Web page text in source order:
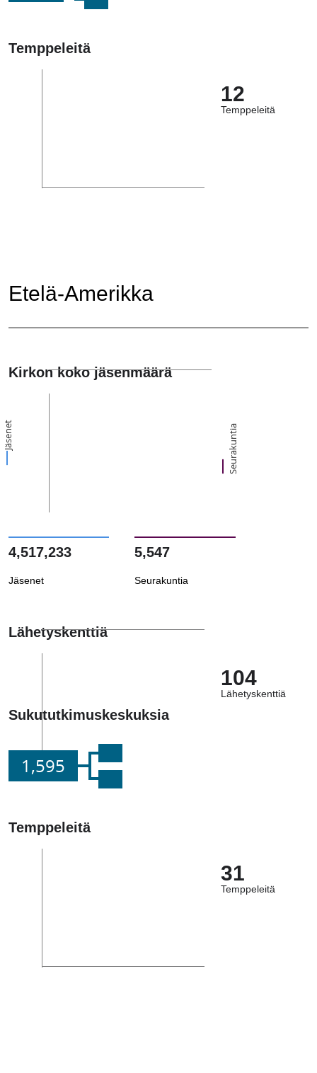
Temppeleitä
12
Temppeleitä
Etelä-Amerikka
Kirkon koko jäsenmäärä
Jäsenet Seurakuntia
4,517,233
Jäsenet
5,547
Seurakuntia
Lähetyskenttiä
104
Lähetyskenttiä
Sukututkimuskeskuksia
1,595
Temppeleitä
31
Temppeleitä